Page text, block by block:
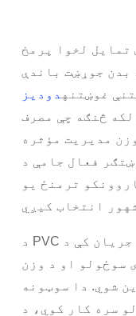
تمایل لخوا پرمخ
بدن جوړښت باندې
غوښتنه دودیز PVC سونا
څنګه چې مصرف
مدیریت مؤثره
فعال جامې د
ترمنځ یو
د PVC سونا سویټ سوټونه د تمرین په جریان کې د
سوځولو او د وزن
شوي. دا سوټونه
سره کار کوي، د